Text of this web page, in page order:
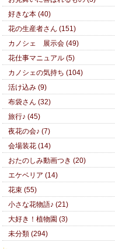
好きな本 (40)
花の生産者さん (151)
カノシェ 展示会 (49)
花仕事マニュアル (5)
カノシェの気持ち (104)
活け込み (9)
布袋さん (32)
旅行♪ (45)
夜花の会♪ (7)
会場装花 (14)
おたのしみ動画つき (20)
エケベリア (14)
花束 (55)
小さな花物語♪ (21)
大好き！植物園 (3)
未分類 (294)